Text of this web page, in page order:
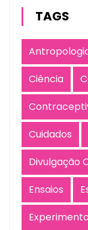
TAGS
Ciência
Cuidados
Divulgação
Ensaios